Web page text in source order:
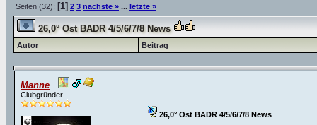
Seiten (32): [1] 2 3 nächste » ... letzte »
26,0° Ost BADR 4/5/6/7/8 News
Autor Beitrag
Manne
Clubgründer
26,0° Ost BADR 4/5/6/7/8 News